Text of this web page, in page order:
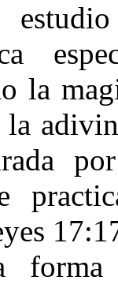
la
forma